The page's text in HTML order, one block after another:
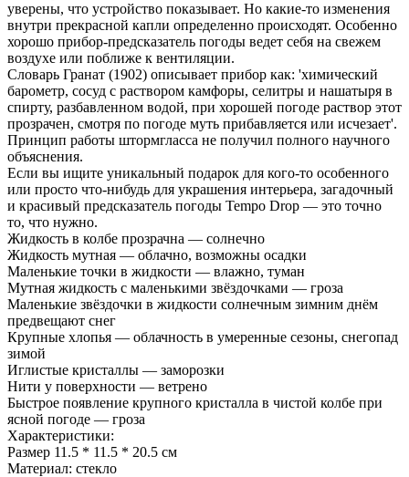
уверены, что устройство показывает. Но какие-то изменения
внутри прекрасной капли определенно происходят. Особенно
хорошо прибор-предсказатель погоды ведет себя на свежем
воздухе или поближе к вентиляции.
Словарь Гранат (1902) описывает прибор как: 'химический
барометр, сосуд с раствором камфоры, селитры и нашатыря в
спирту, разбавленном водой, при хорошей погоде раствор этот
прозрачен, смотря по погоде муть прибавляется или исчезает'.
Принцип работы штормгласса не получил полного научного
объяснения.
Если вы ищите уникальный подарок для кого-то особенного
или просто что-нибудь для украшения интерьера, загадочный
и красивый предсказатель погоды Tempo Drop — это точно
то, что нужно.
Жидкость в колбе прозрачна — солнечно
Жидкость мутная — облачно, возможны осадки
Маленькие точки в жидкости — влажно, туман
Мутная жидкость с маленькими звёздочками — гроза
Маленькие звёздочки в жидкости солнечным зимним днём
предвещают снег
Крупные хлопья — облачность в умеренные сезоны, снегопад
зимой
Иглистые кристаллы — заморозки
Нити у поверхности — ветрено
Быстрое появление крупного кристалла в чистой колбе при
ясной погоде — гроза
Характеристики:
Размер 11.5 * 11.5 * 20.5 см
Материал: стекло